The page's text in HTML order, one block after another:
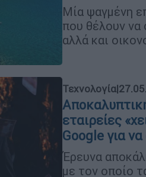
Mία ψαγμένη
που θέλουν να
αλλά και
Τεχνολογία|
εταιρείες
Google για
Έρευνα
με τον οποίο